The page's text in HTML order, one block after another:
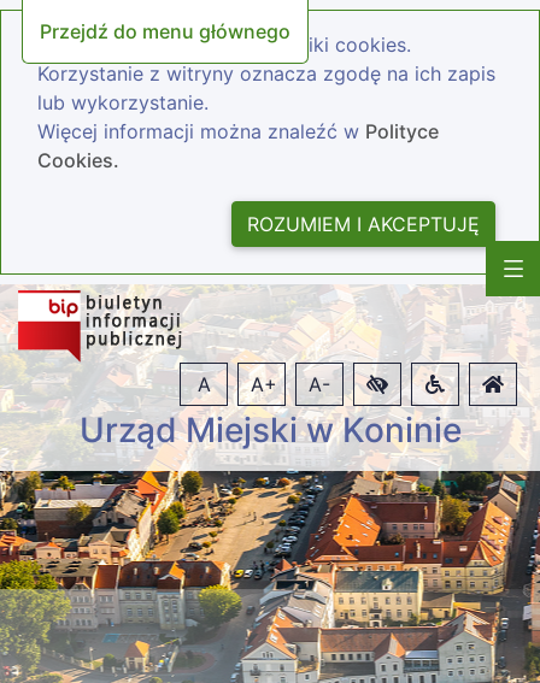
Przejdź do menu głównego
Nasza strona wykorzystuje pliki cookies.
Korzystanie z witryny oznacza zgodę na ich zapis
lub wykorzystanie.
Więcej informacji można znaleźć w Polityce
Cookies.
ROZUMIEM I AKCEPTUJĘ
Urząd Miejski w Koninie
A A+ A-